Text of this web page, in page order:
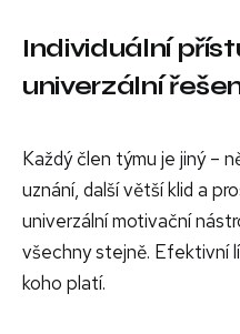
Individuální
univerzální
Každý člen týmu je jiný –
uznání, další větší klid a
univerzální motivační
všechny stejně. Efektivní
koho platí.